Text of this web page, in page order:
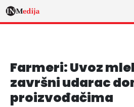
Farmeri: Uvoz
završni udarac
proizvođačima